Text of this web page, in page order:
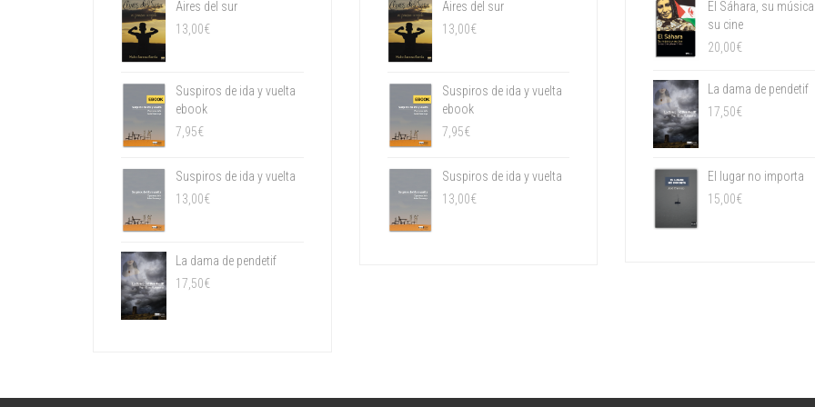
Aires del sur
13,00€
Suspiros de ida y vuelta
ebook
7,95€
Suspiros de ida y vuelta
13,00€
La dama de pendetif
17,50€
Aires del sur
13,00€
Suspiros de ida y vuelta
ebook
7,95€
Suspiros de ida y vuelta
13,00€
El Sáhara, su
su cine
20,00€
La dama de pendetif
17,50€
El lugar no importa
15,00€